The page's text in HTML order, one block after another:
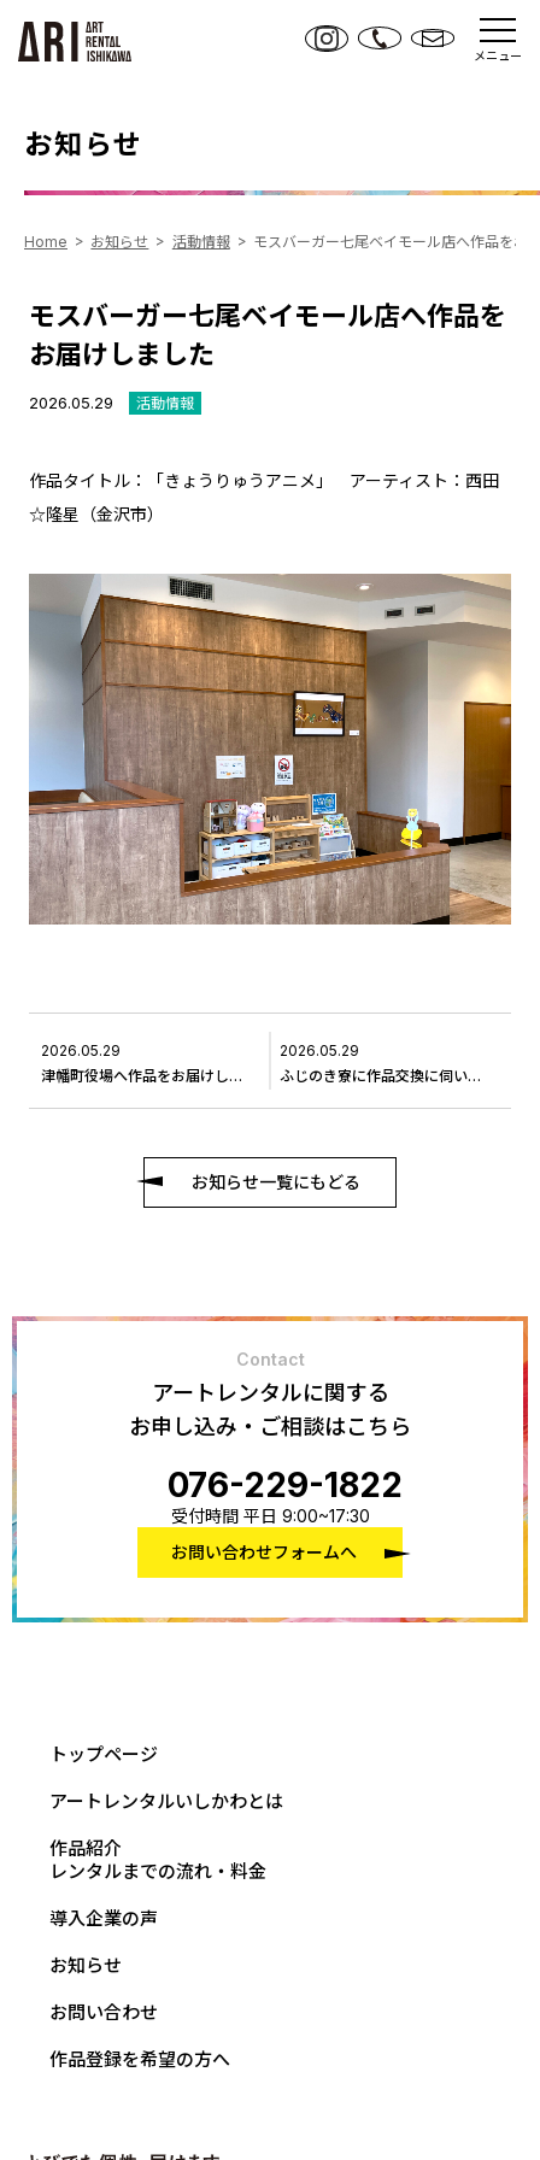
メニュー
お知らせ
Home お知らせ 活動情報 モスバーガー七尾ベイモール店へ作品をお
モスバーガー七尾ベイモール店へ作品を
お届けしました
2026.05.29 活動情報
作品タイトル：「きょうりゅうアニメ」 アーティスト：西田
☆隆星（金沢市）
2026.05.29
津幡町役場へ作品をお届けしました＃11
2026.05.29
ふじのき寮に作品交換に伺いました＃13
お知らせ一覧にもどる
Contact
アートレンタルに関する
お申し込み・ご相談はこちら
076-229-1822
受付時間 平日 9:00~17:30
お問い合わせフォームへ
トップページ
アートレンタルいしかわとは
作品紹介
レンタルまでの流れ・料金
導入企業の声
お知らせ
お問い合わせ
作品登録を希望の方へ